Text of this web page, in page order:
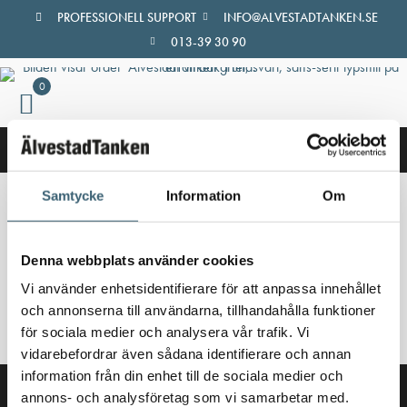
Samtycke Information Om
Denna webbplats använder cookies
Vi använder enhetsidentifierare för att anpassa innehållet
och annonserna till användarna, tillhandahålla funktioner
för sociala medier och analysera vår trafik. Vi
vidarebefordrar även sådana identifierare och annan
information från din enhet till de sociala medier och
annons- och analysföretag som vi samarbetar med.
Hoppa
innehåll
PROFESSIONELL SUPPORT
INFO@ALVESTADTANKEN.SE
013-39 30 90
0
Inga produkter hittades som motsvarar ditt val.